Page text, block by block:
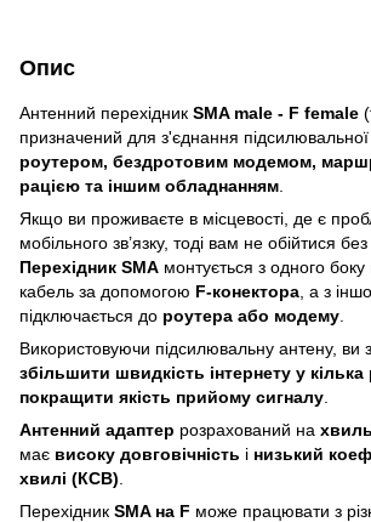
Опис
Антенний перехідник SMA male - F female
призначений для з'єднання
роутером, бездротовим модемом,
рацією та іншим обладнанням
Якщо ви проживаєте в місцевості, де є
мобільного зв’язку, тоді вам не обійтися
Перехідник SMA монтується з одного боку
кабель за допомогою F-конектора , а з
підключається до роутера або модему
Використовуючи підсилювальну антену, ви
збільшити швидкість інтернету у кілька
покращити якість прийому сигналу
Антенний адаптер розрахований на
має високу довговічність і низький
хвилі (КСВ)
Перехідник SMA на F може працювати з